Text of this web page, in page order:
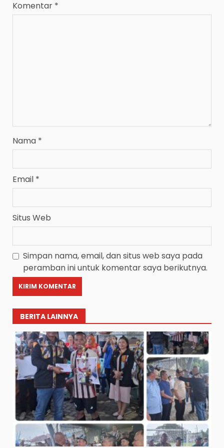
Komentar *
Nama *
Email *
Situs Web
Simpan nama, email, dan situs web saya pada
peramban ini untuk komentar saya berikutnya.
BERITA LAINNYA
HUT Ke-1 Partai Rakyat